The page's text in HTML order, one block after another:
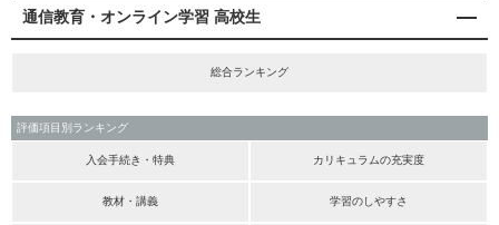
通信教育・オンライン学習 高校生
総合ランキング
評価項目別ランキング
入会手続き・特典 カリキュラムの充実度
教材・講義 学習のしやすさ